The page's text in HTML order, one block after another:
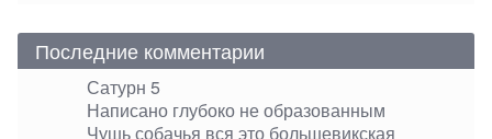
Последние комментарии
Сатурн 5
Написано глубоко не образованным
Чушь собачья вся это большевикская